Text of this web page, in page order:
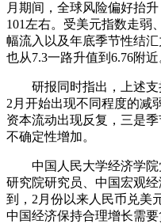
月期间，全球风险偏好抬
101左右。受美元指数走弱
幅流入以及年底季节性结
也从7.3一路升值到6.76附近
研报同时指出，上述支
2月开始出现不同程度的减
资本流动出现反复，三是
不确定性增加。
中国人民大学经济学院
研究院研究员、中国宏观
到，2月份以来人民币兑美
中国经济保持合理增长需